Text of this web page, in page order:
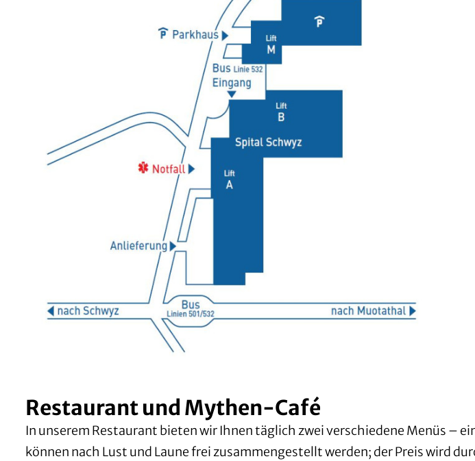
Restaurant und Mythen-Café
In unserem Restaurant bieten wir Ihnen täglich zwei verschiedene Menüs –
können nach Lust und Laune frei zusammengestellt werden; der Preis wird